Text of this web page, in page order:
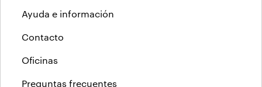
Ayuda e información
Contacto
Oficinas
Preguntas frecuentes